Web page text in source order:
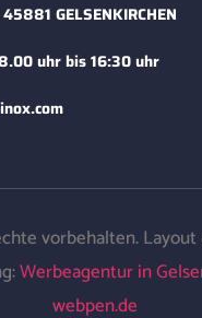
GELSENKIRCHEN
uhr bis 16:30 uhr
vorbehalten.
Werbeagentur in
webpen.de